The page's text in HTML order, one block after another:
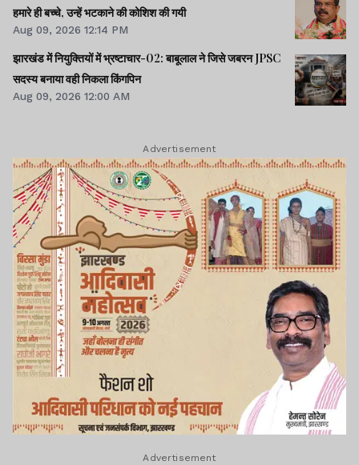
हमारे ही बच्चे, उन्हें भटकाने की कोशिश की गयी
Aug 09, 2026 12:14 PM
झारखंड में नियुक्तियों में भ्रष्टाचार-02: बाबूलाल ने जिसे जबरन JPSC
सदस्य बनाया वही निकला किंगपिन
Aug 09, 2026 12:00 AM
Advertisement
Advertisement